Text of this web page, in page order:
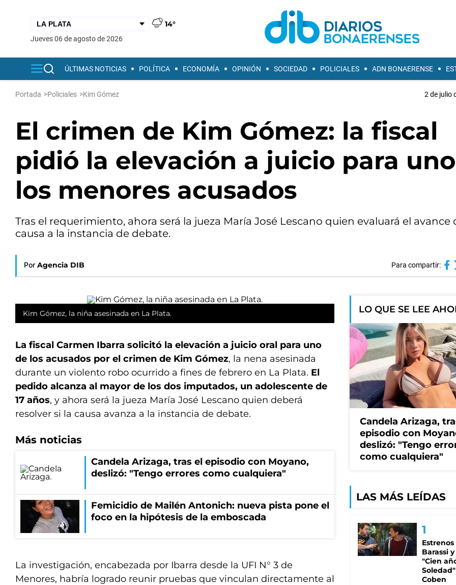
14°
jueves 06 de agosto de 2026
ÚLTIMAS NOTICIAS POLÍTICA ECONOMÍA OPINIÓN SOCIEDAD POLICIALES ADN BONAERENSE
Portada >Policiales >Kim Gómez 2 de julio
El crimen de Kim Gómez: la fiscal
pidió la elevación a juicio para
los menores acusados
Tras el requerimiento, ahora será la jueza María José Lescano quien evaluará el avance
causa a la instancia de debate.
Por Agencia DIB Para compartir:
Kim Gómez, la niña asesinada en La Plata.
La fiscal Carmen Ibarra solicitó la elevación a juicio oral para uno
de los acusados por el crimen de Kim Gómez, la nena asesinada
durante un violento robo ocurrido a fines de febrero en La Plata. El
pedido alcanza al mayor de los dos imputados, un adolescente de
17 años, y ahora será la jueza María José Lescano quien deberá
resolver si la causa avanza a la instancia de debate.
Más noticias
Candela Arizaga, tras el episodio con Moyano,
deslizó: "Tengo errores como cualquiera"
Femicidio de Mailén Antonich: nueva pista pone el
foco en la hipótesis de la emboscada
La investigación, encabezada por Ibarra desde la UFI N° 3 de
Menores, habría logrado reunir pruebas que vinculan directamente al
LO QUE SE LEE
Candela Arizaga,
episodio con
deslizó: "Tengo
como cualquiera"
LAS MÁS LEÍDAS
Estrenos
Barassi
"Cien
Coben